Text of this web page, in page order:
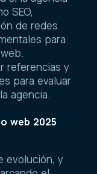
SEO,
de redes
para
referencias y
para evaluar
agencia.
web 2025
evolución, y